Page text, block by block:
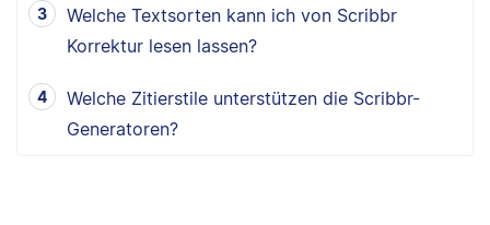
Welche Textsorten kann ich von Scribbr
Korrektur lesen lassen?
Welche Zitierstile unterstützen die Scribbr-
Generatoren?